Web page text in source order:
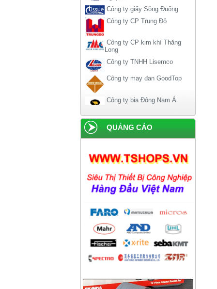
Công ty CP Trung Đô
Công ty TNHH Lisemco
Công ty may đan GoodTop
Công ty liên doanh American-
home
Công ty bánh kẹo Hải Hà
Công ty CP nhiệt điện Ninh
Bình
Công ty gạch Thái Bình
Công ty thực phẩm Acecook
QUẢNG CÁO